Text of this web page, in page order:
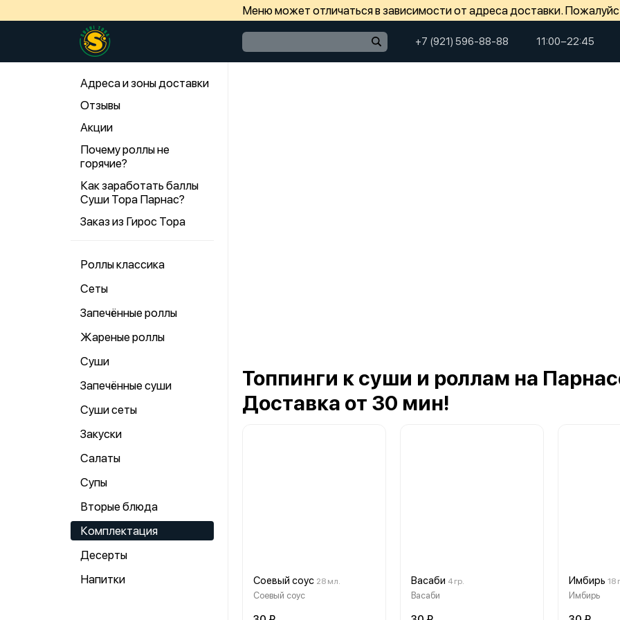
Меню может отличаться в зависимости от адреса доставки.
+7 (921) 596-88-88 11:00−22:45
Адреса и зоны доставки
Отзывы
Акции
Почему роллы не
горячие?
Как заработать баллы
Суши Тора Парнас?
Заказ из Гирос Тора
Роллы классика
Сеты
Запечённые роллы
Жареные роллы
Суши
Запечённые суши
Суши сеты
Закуски
Салаты
Супы
Вторые блюда
Комплектация
Десерты
Напитки
Топпинги к суши и роллам на
Доставка от 30 мин!
Соевый соус 28 мл.
Соевый соус
Васаби 4 гр.
Васаби
Имбирь 18
Имбирь